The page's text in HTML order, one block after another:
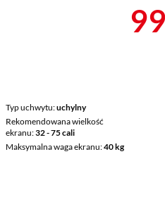
Typ uchwytu uchylny
Rekomendowana wielkość
ekranu 32 - 75 cali
Maksymalna waga ekranu 40 kg
99